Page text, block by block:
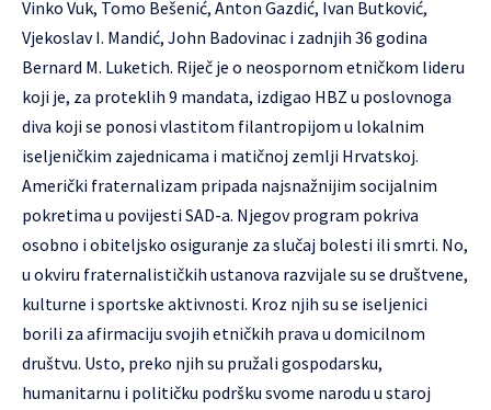
Vinko Vuk, Tomo Bešenić, Anton Gazdić, Ivan Butković,
Vjekoslav I. Mandić, John Badovinac i zadnjih 36 godina
Bernard M. Luketich. Riječ je o neospornom etničkom lideru
koji je, za proteklih 9 mandata, izdigao HBZ u poslovnoga
diva koji se ponosi vlastitom filantropijom u lokalnim
iseljeničkim zajednicama i matičnoj zemlji Hrvatskoj.
Američki fraternalizam pripada najsnažnijim socijalnim
pokretima u povijesti SAD-a. Njegov program pokriva
osobno i obiteljsko osiguranje za slučaj bolesti ili smrti. No,
u okviru fraternalističkih ustanova razvijale su se društvene,
kulturne i sportske aktivnosti. Kroz njih su se iseljenici
borili za afirmaciju svojih etničkih prava u domicilnom
društvu. Usto, preko njih su pružali gospodarsku,
humanitarnu i političku podršku svome narodu u staroj